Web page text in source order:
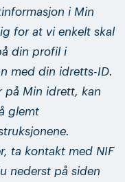
i Min
for at vi enkelt skal
din profil i
med din idretts-ID.
på Min idrett, kan
glemt
ta kontakt med NIF
nederst på siden